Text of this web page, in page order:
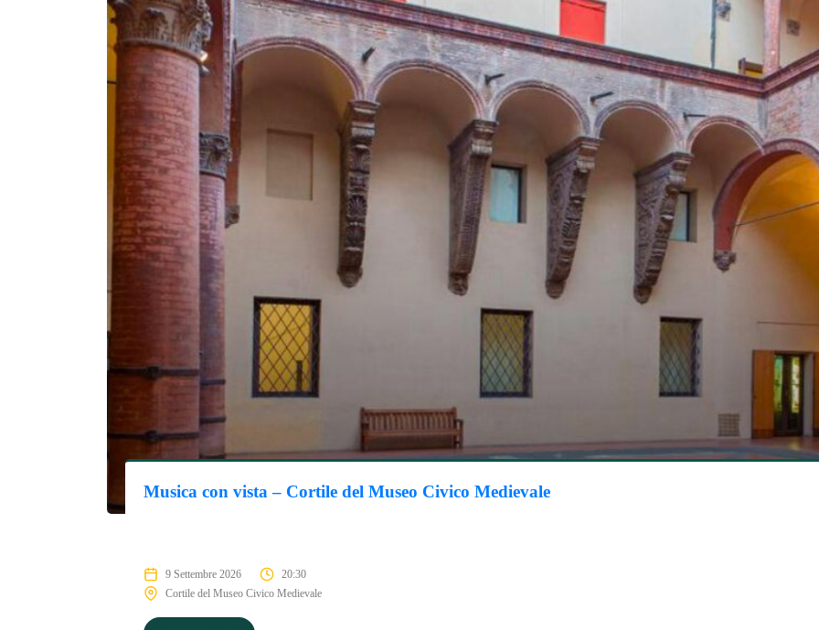
Musica con vista – Cortile del Museo Civico Medievale
9 Settembre 2026
20:30
Cortile del Museo Civico Medievale